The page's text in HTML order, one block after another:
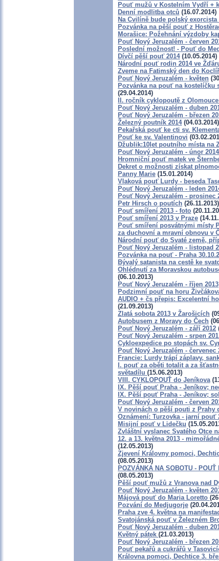
Pouť mužů v Kostelním Vydří +
Denní modlitba otců (16.07.2014)
Na Cvilíně bude polský
Pozvánka na pěší pouť z
Morašice: Požehnání výzdoby
Pouť Nový Jeruzalém - červen
Poslední možnost! - Pouť do
Dívčí pěší pouť 2014(10.05.2014)
Národní pouť rodin 2014 ve
Zveme na Fatimský den do
Pouť Nový Jeruzalém - květen
Pozvánka na pouť na kostelíčku
(29.04.2014)
II. ročník cyklopoutě z
Pouť Nový Jeruzalém - duben
Pouť Nový Jeruzalém - březen
Železný poutník 2014(04.03.2014)
Pekařská pouť ke cti sv.
Pouť ke sv. Valentinovi
Džublik:10let poutního místa na
Pouť Nový Jeruzalém - únor 2014
Hromniční pouť matek ve
Dekret o možnosti získat
Panny Marie (15.01.2014)
Vlaková pouť Lurdy - beseda
Pouť Nový Jeruzalém - leden
Pouť Nový Jeruzalém - prosinec
Petr Hirsch o poutích (26.11.2013)
Pouť smíření 2013 - foto
Pouť smíření 2013 v Praze
Pouť smíření posvátnými místy
za duchovní a mravní obnovu v
Národní pouť do Svaté země,
Pouť Nový Jeruzalém - listopad
Pozvánka na pouť - Praha
Bývalý satanista na cestě ke
Ohlédnutí za Moravskou
(06.10.2013)
Pouť Nový Jeruzalém - říjen 2013
Podzimní pouť na horu
AUDIO + čs přepis: Excelentní
(21.09.2013)
Zlatá sobota 2013 v Žarošicích
Autobusem z Moravy do Čech
Pouť Nový Jeruzalém - září 2012
Pouť Nový Jeruzalém - srpen
Cykloexpedice po stopách sv.
Pouť Nový Jeruzalém - červenec
Francie: Lurdy trápí záplavy,
I. pouť za oběti totalit a za
světadílu (15.06.2013)
VIII. CYKLOPOUŤ do Jeníkova
IX. Pěší pouť Praha - Jeníkov;
IX. Pěší pouť Praha - Jeníkov;
Pouť Nový Jeruzalém - červen
V novinách o pěší pouti z Prahy
Oznámení: Turzovka - jarní pouť
Misijní pouť v Lidečku
Zvláštní vyslanec Svatého Otce
12. a 13. května 2013 -
(12.05.2013)
Zjevení Královny pomoci,
(08.05.2013)
POZVÁNKA NA SOBOTU -
(08.05.2013)
Pěší pouť mužů z Vranova nad
Pouť Nový Jeruzalém - květen
Májová pouť do Maria Loretto
Pozvání do Medjugorje
Praha zve 4. května na
Svatojánská pouť v Železném
Pouť Nový Jeruzalém - duben
Květný pátek (21.03.2013)
Pouť Nový Jeruzalém - březen
Pouť pekařů a cukrářů v
Královna pomoci, Dechtice 3.